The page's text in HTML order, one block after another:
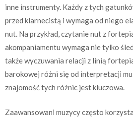
inne instrumenty. Każdy z tych
przed klarnecistą i wymaga od niego
nut. Na przykład, czytanie nut z
akompaniamentu wymaga nie tylko
także wyczuwania relacji z linią
barokowej różni się od interpretacji
znajomość tych różnic jest kluczowa.
Zaawansowani muzycy często